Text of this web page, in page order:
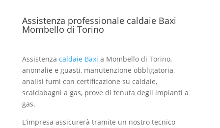
Assistenza professionale caldaie Baxi
Mombello di Torino
Assistenza caldaie Baxi a Mombello di Torino,
anomalie e guasti, manutenzione obbligatoria,
analisi fumi con certificazione su caldaie,
scaldabagni a gas, prove di tenuta degli impianti a
gas.
L’impresa assicurerà tramite un nostro tecnico